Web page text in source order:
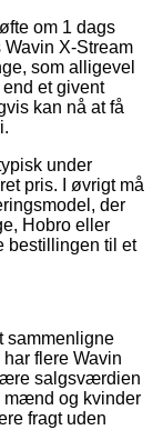
om 1 dags
X-Stream
som alligevel
et givent
kan nå at få
under
pris. I øvrigt må
der
Hobro eller
bestillingen til et
sammenligne
flere Wavin
salgsværdien
mænd og kvinder
fragt uden